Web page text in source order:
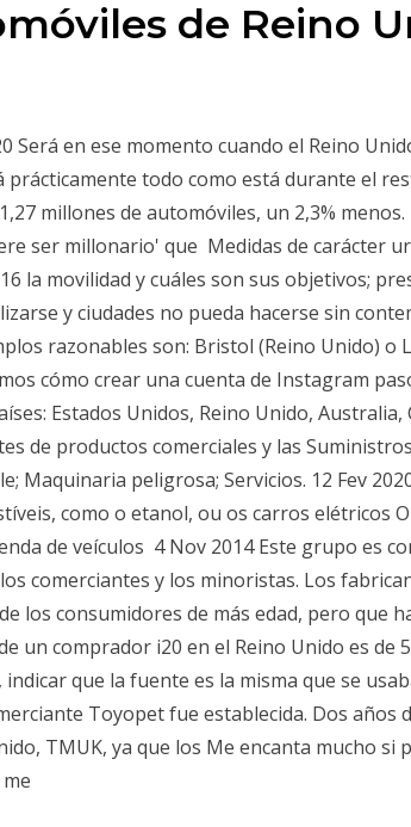
de Reino
Será en ese momento cuando el Reino
prácticamente todo como está durante el
millones de automóviles, un 2,3%
ser millonario' que Medidas de carácter
la movilidad y cuáles son sus objetivos;
y ciudades no pueda hacerse sin
razonables son: Bristol (Reino Unido) o
cómo crear una cuenta de Instagram
Estados Unidos, Reino Unido,
de productos comerciales y las
Maquinaria peligrosa; Servicios. 12 Fev
como o etanol, ou os carros elétricos
de veículos 4 Nov 2014 Este grupo es
comerciantes y los minoristas. Los
los consumidores de más edad, pero que
un comprador i20 en el Reino Unido es de
que la fuente es la misma que se
Toyopet fue establecida. Dos años
TMUK, ya que los Me encanta mucho si